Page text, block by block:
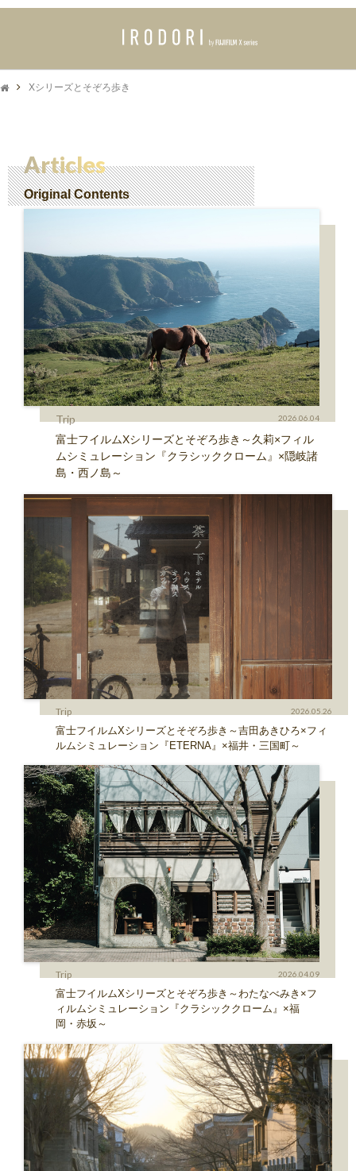
Xシリーズとそぞろ歩き
Articles
Original Contents
Trip 2026.06.04
富士フイルムXシリーズとそぞろ歩き～久莉×フィル
ムシミュレーション『クラシッククローム』×隠岐諸
島・西ノ島～
Trip 2026.05.26
富士フイルムXシリーズとそぞろ歩き～吉田あきひろ×フィ
ルムシミュレーション『ETERNA』×福井・三国町～
Trip 2026.04.09
富士フイルムXシリーズとそぞろ歩き～わたなべみき×フ
ィルムシミュレーション『クラシッククローム』×福
岡・赤坂～